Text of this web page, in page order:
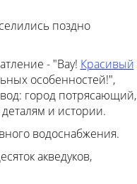
поздно
- "Вау! Красивый
особенностей!",
город потрясающий,
и истории.
водоснабжения.
акведуков,